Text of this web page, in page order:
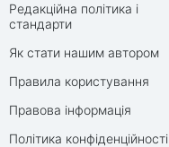
Редакційна політика і
стандарти
Як стати нашим автором
Правила користування
Правова інформація
Політика конфіденційності